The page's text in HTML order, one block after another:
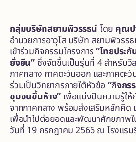
กลุ่มบริษัทสยามพิวรรธน์โดย คุณป
อำนวยการอาวุโส บริษัท สยามพิวรร
เข้าร่วมกิจกรรมโครงการ“ไทยประ
ยั่งยืน”ซึ่งจัดขึ้นเป็นรุ่นที่ 4 สำหรับ
ภาคกลาง ภาคตะวันออก และภาคตะ
ร่วมเป็นวิทยากรภายใต้หัวข้อ“กิจกร
ชุมชนขึ้นห้าง” เพื่อแบ่งปันความรู้ใ
จากกาคกลาง พร้อมส่งเสริมหลักคิด
เพื่อนำไปต่อยอดและพัฒนาศักยภาพ
วันที่ 19 กรกฎาคม 2566 ณ โรงแรม